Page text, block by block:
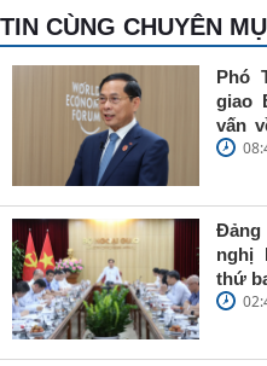
TIN CÙNG CHUYÊN
Phó
giao
vấn
Đảng
nghị
thứ